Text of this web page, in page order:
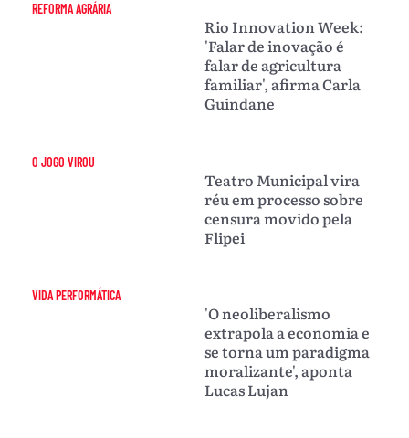
REFORMA AGRÁRIA
Rio Innovation Week:
'Falar de inovação é
falar de agricultura
familiar', afirma Carla
Guindane
O JOGO VIROU
Teatro Municipal vira
réu em processo sobre
censura movido pela
Flipei
VIDA PERFORMÁTICA
'O neoliberalismo
extrapola a economia e
se torna um paradigma
moralizante', aponta
Lucas Lujan